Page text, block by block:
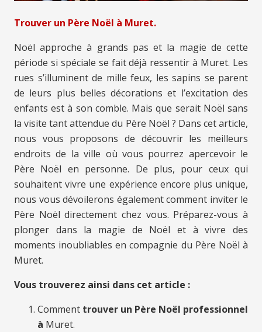
Trouver un Père Noël à Muret.
Noël approche à grands pas et la magie de cette
période si spéciale se fait déjà ressentir à Muret. Les
rues s’illuminent de mille feux, les sapins se parent
de leurs plus belles décorations et l’excitation des
enfants est à son comble. Mais que serait Noël sans
la visite tant attendue du Père Noël ? Dans cet article,
nous vous proposons de découvrir les meilleurs
endroits de la ville où vous pourrez apercevoir le
Père Noël en personne. De plus, pour ceux qui
souhaitent vivre une expérience encore plus unique,
nous vous dévoilerons également comment inviter le
Père Noël directement chez vous. Préparez-vous à
plonger dans la magie de Noël et à vivre des
moments inoubliables en compagnie du Père Noël à
Muret.
Vous trouverez ainsi dans cet article :
Comment trouver un Père Noël professionnel
à Muret.